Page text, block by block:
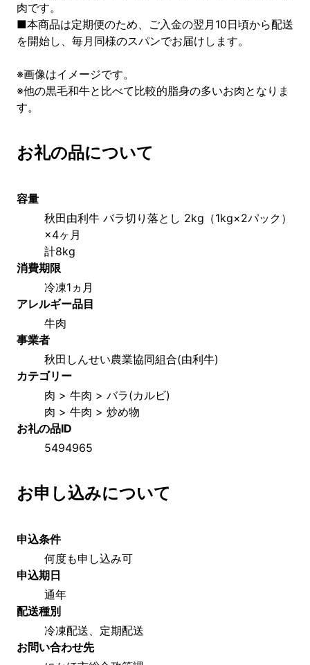
肉です。
■本商品は定期便のため、ご入金の翌月10日頃から配送
を開始し、毎月同様のスパンでお届けします。
※画像はイメージです。
※他の黒毛和牛と比べて比較的脂身の多いお肉となりま
す。
お礼の品について
容量
秋田由利牛 バラ切り落とし 2kg（1kg×2パック）
×4ヶ月
計8kg
消費期限
冷凍1ヵ月
アレルギー品目
牛肉
事業者
秋田しんせい農業協同組合(由利牛)
カテゴリー
肉 > 牛肉 > バラ(カルビ)
肉 > 牛肉 > 炒め物
お礼の品ID
5494965
お申し込みについて
申込条件
何度も申し込み可
申込期日
通年
配送種別
冷凍配送、定期配送
お問い合わせ先